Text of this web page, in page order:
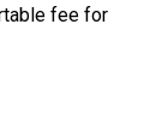
fee for